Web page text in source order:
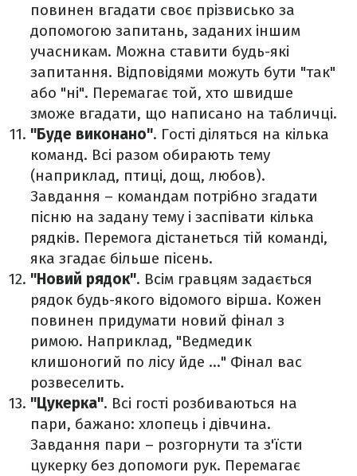
повинен вгадати своє прізвисько за
допомогою запитань, заданих іншим
учасникам. Можна ставити будь-які
запитання. Відповідями можуть бути "так"
або "ні". Перемагає той, хто швидше
зможе вгадати, що написано на табличці.
"Буде виконано". Гості діляться на кілька
команд. Всі разом обирають тему
(наприклад, птиці, дощ, любов).
Завдання – командам потрібно згадати
пісню на задану тему і заспівати кілька
рядків. Перемога дістанеться тій команді,
яка згадає більше пісень.
"Новий рядок". Всім гравцям задається
рядок будь-якого відомого вірша. Кожен
повинен придумати новий фінал з
римою. Наприклад, "Ведмедик
клишоногий по лісу йде ..." Фінал вас
розвеселить.
"Цукерка". Всі гості розбиваються на
пари, бажано: хлопець і дівчина.
Завдання пари – розгорнути та з'їсти
цукерку без допомоги рук. Перемагає